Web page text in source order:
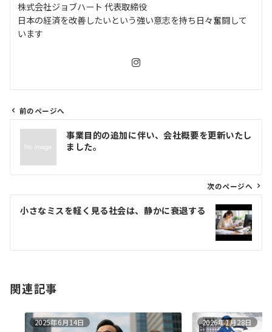
株式会社ジョブハート 代表取締役
日本の経済を改善したいという強い意志を持ち日々奮闘して
います
ビ
ン
前のページへ
事業目的の追加に伴い、会社概要を更新いたし
ました。
次のページへ
小さなミスを軽く見る社会は、静かに衰退する
関連記事
2025年6月14日 2026年1月28日